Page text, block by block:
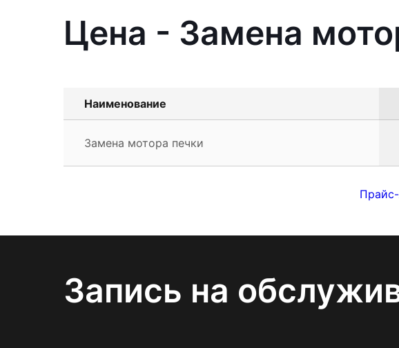
Цена - Замена
Наименование
Замена мотора печки
Запись на